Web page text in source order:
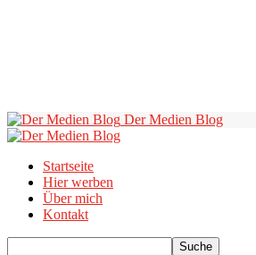
Der Medien Blog
Startseite
Hier werben
Über mich
Kontakt